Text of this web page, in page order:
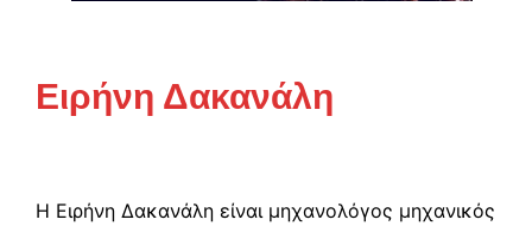
Ειρήνη Δακανάλη
H Ειρήνη Δακανάλη είναι μηχανολόγος μηχανικός